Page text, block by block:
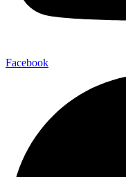
Facebook